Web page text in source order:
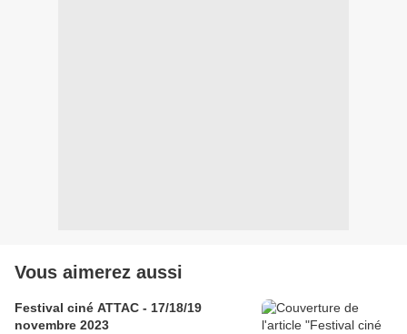
Vous aimerez aussi
Festival ciné ATTAC - 17/18/19
novembre 2023